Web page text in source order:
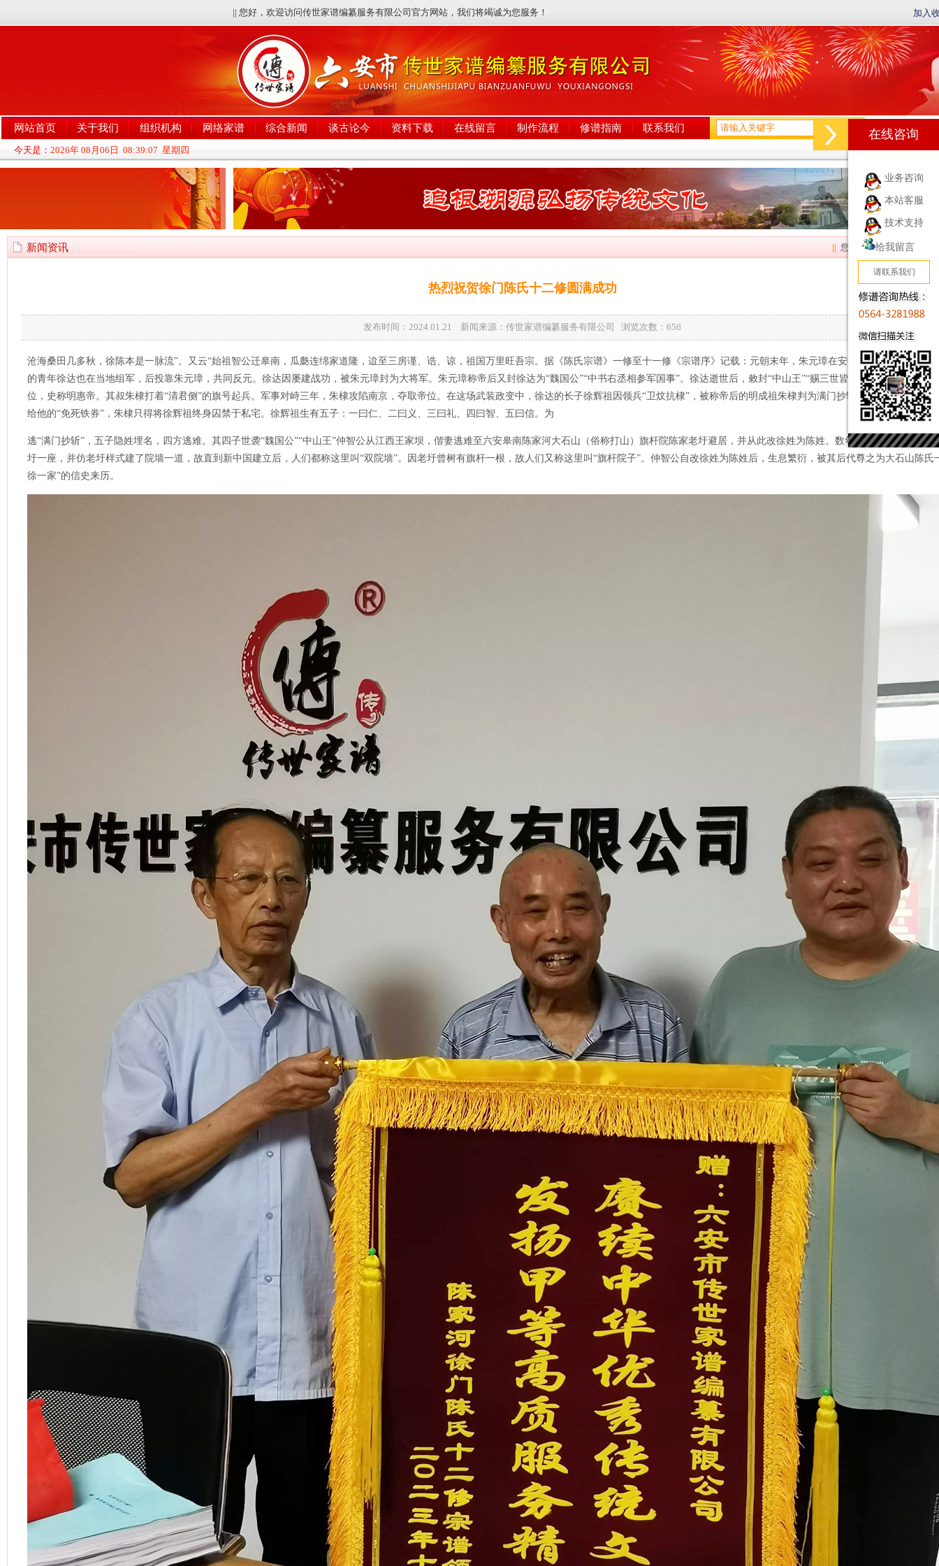
|| 您好，欢迎访问传世家谱编纂服务有限公司官方网站，我们将竭诚为您服务！ 加入
网站首页 关于我们 组织机构 网络家谱 综合新闻 谈古论今 资料下载 在线留言 制作流程 修谱指南 联系我们
今天是： 2026年 08月06日 08:39:09 星期四
新闻资讯 || 您的当前位置：首页
热烈祝贺徐门陈氏十二修圆满成功
发布时间：2024.01.21 新闻来源：传世家谱编纂服务有限公司 浏览次数： 656
沧海桑田几多秋，徐陈本是一脉流”。又云“始祖智公迁皋南，瓜瓞连绵家道隆，迨至三房谨、诰、谅，祖国万里旺吾宗。据《陈氏宗谱》一修至十一修《宗谱序》记载：元朝末年，朱元璋在安徽凤阳起兵，江西
的青年徐达也在当地组军，后投靠朱元璋，共同反元。徐达因屡建战功，被朱元璋封为大将军。朱元璋称帝后又封徐达为“魏国公”“中书右丞相参军国事”。徐达逝世后，敕封“中山王”“赐三世皆王爵”。朱元璋驾崩
位，史称明惠帝。其叔朱棣打着“清君侧”的旗号起兵。军事对峙三年，朱棣攻陷南京，夺取帝位。在这场武装政变中，徐达的长子徐辉祖因领兵“卫炆抗棣”，被称帝后的明成祖朱棣判为满门抄斩。行刑前，徐辉祖
给他的“免死铁券”，朱棣只得将徐辉祖终身囚禁于私宅。徐辉祖生有五子：一曰仁、二曰义、三曰礼、四曰智、五曰信。为
逃“满门抄斩”，五子隐姓埋名，四方逃难。其四子世袭“魏国公”“中山王”仲智公从江西王家坝，偕妻逃难至六安皋南陈家河大石山（俗称打山）旗杆院陈家老圩避居，并从此改徐姓为陈姓。数年后，明网渐疏，仲
圩一座，并仿老圩样式建了院墙一道，故直到新中国建立后，人们都称这里叫“双院墙”。因老圩曾树有旗杆一根，故人们又称这里叫“旗杆院子”。仲智公自改徐姓为陈姓后，生息繁衍，被其后代尊之为大石山陈氏
徐一家”的信史来历。
在线咨询
业务咨询
本站客服
技术支持
给我留言
请联系我们